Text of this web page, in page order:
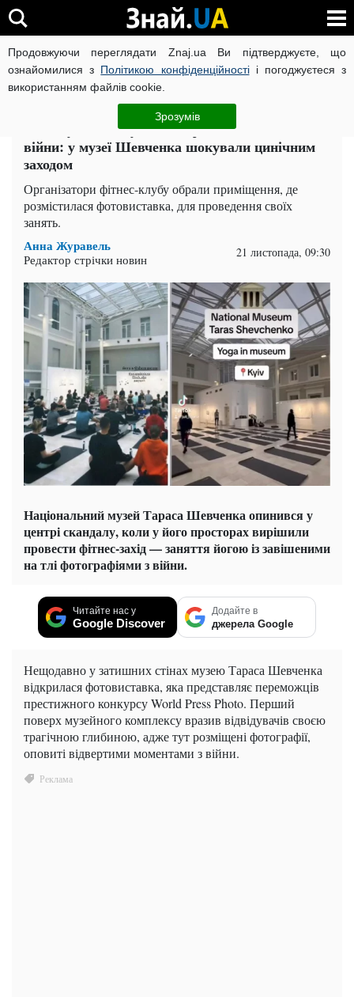
Продовжуючи переглядати Znaj.ua Ви підтверджуєте, що
ознайомилися з Політикою конфіденційностіі погоджуєтеся з
використанням файлів cookie.
Зрозумів
ВІЙНА РОСІЇ ПРОТИ УКРАЇНИ КОРОНАВІРУС В УКРАЇНІ
Актуально ЧИТАТЬ НА РУССКОМ
Влаштували йогу під час фотовиставки жахів
війни: у музеї Шевченка шокували цинічним
заходом
Організатори фітнес-клубу обрали приміщення, де
розмістилася фотовиставка, для проведення своїх
занять.
Анна Журавель
Редактор стрічки новин 21 листопада, 09:30
Національний музей Тараса Шевченка опинився у
центрі скандалу, коли у його просторах вирішили
провести фітнес-захід — заняття йогою із завішеними
на тлі фотографіями з війни.
Читайте нас у
Google Discover
Додайте в
джерела Google
Нещодавно у затишних стінах музею Тараса Шевченка
відкрилася фотовиставка, яка представляє переможців
престижного конкурсу World Press Photo. Перший
поверх музейного комплексу вразив відвідувачів своєю
трагічною глибиною, адже тут розміщені фотографії,
оповиті відвертими моментами з війни.